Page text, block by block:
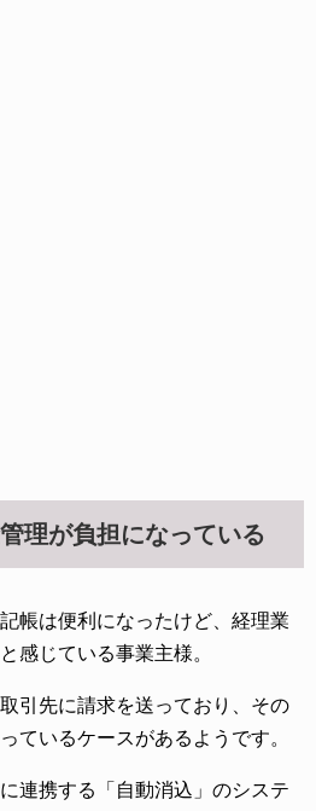
理が負担になっている
帳は便利になったけど、経理業
感じている事業主様。
引先に請求を送っており、その
ているケースがあるようです。
連携する「自動消込」のシステ